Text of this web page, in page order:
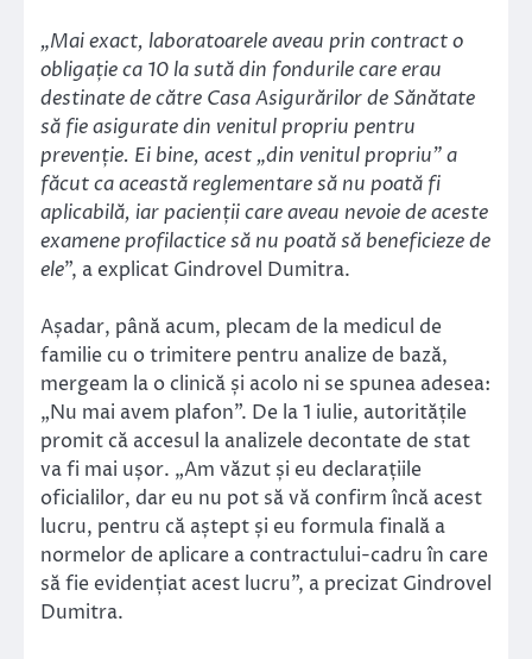
„Mai exact, laboratoarele aveau prin contract o
obligație ca 10 la sută din fondurile care erau
destinate de către Casa Asigurărilor de Sănătate
să fie asigurate din venitul propriu pentru
prevenție. Ei bine, acest „din venitul propriu” a
făcut ca această reglementare să nu poată fi
aplicabilă, iar pacienții care aveau nevoie de aceste
examene profilactice să nu poată să beneficieze de
ele”, a explicat Gindrovel Dumitra.
Așadar, până acum, plecam de la medicul de
familie cu o trimitere pentru analize de bază,
mergeam la o clinică și acolo ni se spunea adesea:
„Nu mai avem plafon”. De la 1 iulie, autoritățile
promit că accesul la analizele decontate de stat
va fi mai ușor. „Am văzut și eu declarațiile
oficialilor, dar eu nu pot să vă confirm încă acest
lucru, pentru că aștept și eu formula finală a
normelor de aplicare a contractului-cadru în care
să fie evidențiat acest lucru”, a precizat Gindrovel
Dumitra.